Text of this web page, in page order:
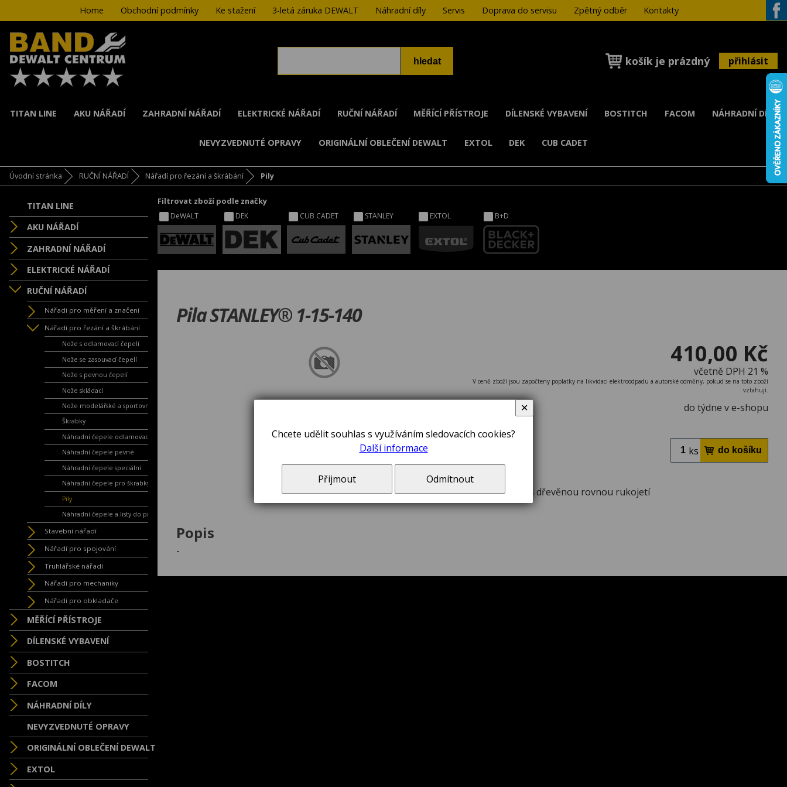
Home Obchodní podmínky Ke stažení 3-letá záruka DEWALT Náhradní díly Servis Doprava do servisu Zpětný odběr
Kontakty
košík je prázdný přihlásit
TITAN LINE AKU NÁŘADÍ ZAHRADNÍ NÁŘADÍ ELEKTRICKÉ NÁŘADÍ RUČNÍ NÁŘADÍ MĚŘÍCÍ PŘÍSTROJE DÍLENSKÉ VYBAVENÍ BOSTITCH FACOM NÁHRADNÍ DÍLY
NEVYZVEDNUTÉ OPRAVY ORIGINÁLNÍ OBLEČENÍ DEWALT EXTOL DEK CUB CADET
Úvodní stránka RUČNÍ NÁŘADÍ Nářadí pro řezání a škrábání Pily
TITAN LINE
AKU NÁŘADÍ
ZAHRADNÍ NÁŘADÍ
ELEKTRICKÉ NÁŘADÍ
RUČNÍ NÁŘADÍ
Nářadí pro měření a značení
Nářadí pro řezání a škrábání
Nože s odlamovací čepelí
Nože se zasouvací čepelí
Nože s pevnou čepelí
Nože skládací
Nože modelářské a sportovní
Škrabky
Náhradní čepele odlamovací
Náhradní čepele pevné
Náhradní čepele speciální
Náhradní čepele pro škrabky
Pily
Náhradní čepele a listy do pil
Stavební nářadí
Nářadí pro spojování
Truhlářské nářadí
Nářadí pro mechaniky
Nářadí pro obkladače
MĚŘÍCÍ PŘÍSTROJE
DÍLENSKÉ VYBAVENÍ
BOSTITCH
FACOM
NÁHRADNÍ DÍLY
NEVYZVEDNUTÉ OPRAVY
ORIGINÁLNÍ OBLEČENÍ DEWALT
EXTOL
Filtrovat zboží podle značky
DeWALT DEK CUB CADET STANLEY EXTOL B+D
Pila STANLEY® 1-15-140
410,00 Kč
včetně DPH 21 %
V ceně zboží jsou započteny poplatky na likvidaci elektroodpadu a autorské odměny, pokud se na toto zboží
vztahují.
do týdne v e-shopu
ks
Pila čepovka s dřevěnou rovnou rukojetí
Popis
-
Chcete udělit souhlas s využíváním sledovacích cookies?
Další informace
Přijmout Odmítnout
✕